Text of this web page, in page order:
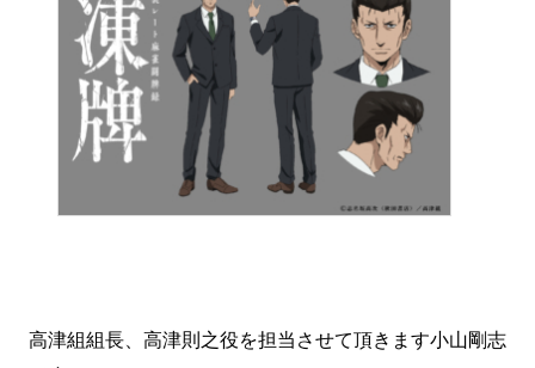
高津組組長、高津則之役を担当させて頂きます小山剛志